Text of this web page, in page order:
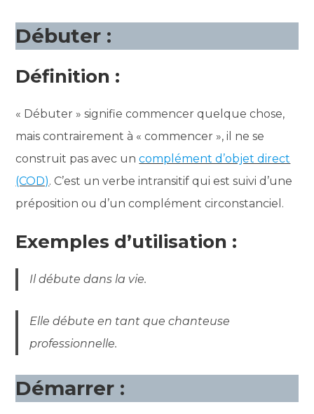
Débuter :
Définition :
« Débuter » signifie commencer quelque chose,
mais contrairement à « commencer », il ne se
construit pas avec uncomplément d’objet direct
(COD). C’est un verbe intransitif qui est suivi d’une
préposition ou d’un complément circonstanciel.
Exemples d’utilisation :
Il débute dans la vie.
Elle débute en tant que chanteuse
professionnelle.
Démarrer :